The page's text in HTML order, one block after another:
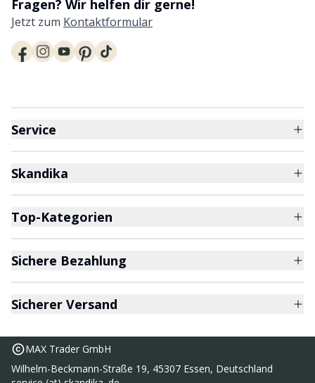
Fragen? Wir helfen dir gerne!
Jetzt zum Kontaktformular
Service
Skandika
Top-Kategorien
Sichere Bezahlung
Sicherer Versand
MAX Trader GmbH
Wilhelm-Beckmann-Straße 19, 45307 Essen, Deutschland